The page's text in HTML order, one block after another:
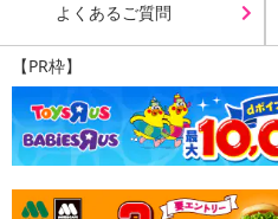
よくあるご質問
【PR枠】